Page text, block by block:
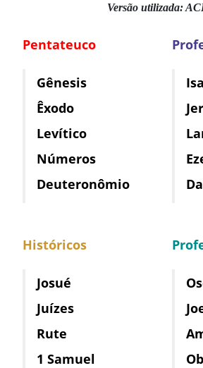
Versão utilizada:
Pentateuco
Gênesis
Êxodo
Levítico
Números
Deuteronômio
Históricos
Josué
Juízes
Rute
1 Samuel